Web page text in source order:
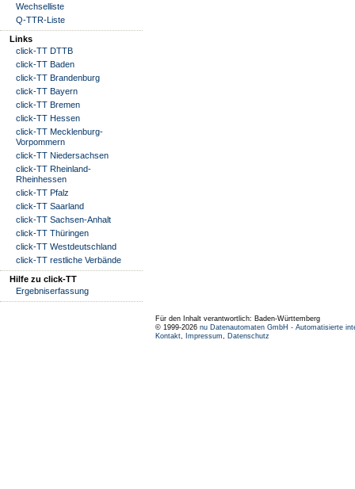
Wechselliste
Q-TTR-Liste
Links
click-TT DTTB
click-TT Baden
click-TT Brandenburg
click-TT Bayern
click-TT Bremen
click-TT Hessen
click-TT Mecklenburg-
Vorpommern
click-TT Niedersachsen
click-TT Rheinland-
Rheinhessen
click-TT Pfalz
click-TT Saarland
click-TT Sachsen-Anhalt
click-TT Thüringen
click-TT Westdeutschland
click-TT restliche Verbände
Hilfe zu click-TT
Ergebniserfassung
Für den Inhalt verantwortlich: Baden-Württemberg
© 1999-2026 nu Datenautomaten GmbH - Automatisierte
Kontakt, Impressum, Datenschutz